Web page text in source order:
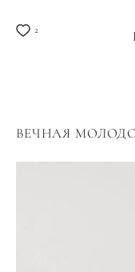
2
ВЕЧНАЯ